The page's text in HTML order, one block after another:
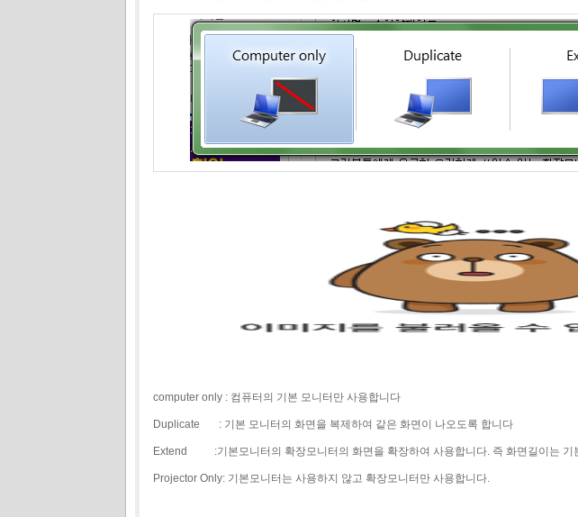
computer only : 컴퓨터의 기본 모니터만 사용합니다
Duplicate : 기본 모니터의 화면을 복제하여 같은 화면이 나오도록 합니다
Extend :기본모니터의 확장모니터의 화면을 확장하여 사용합니다. 즉 화면길이는 기
Projector Only: 기본모니터는 사용하지 않고 확장모니터만 사용합니다.